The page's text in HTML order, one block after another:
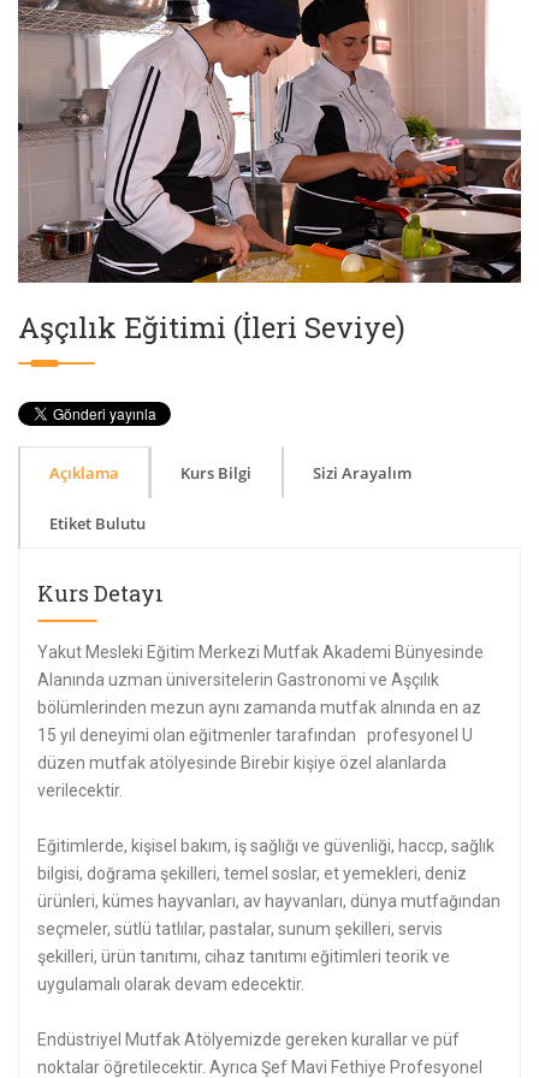
Aşçılık Eğitimi (İleri Seviye)
Açıklama Kurs Bilgi Sizi Arayalım
Etiket Bulutu
Kurs Detayı
Yakut Mesleki Eğitim Merkezi Mutfak Akademi Bünyesinde
Alanında uzman üniversitelerin Gastronomi ve Aşçılık
bölümlerinden mezun aynı zamanda mutfak alnında en az
15 yıl deneyimi olan eğitmenler tarafından profesyonel U
düzen mutfak atölyesinde Birebir kişiye özel alanlarda
verilecektir.
Eğitimlerde, kişisel bakım, iş sağlığı ve güvenliği, haccp, sağlık
bilgisi, doğrama şekilleri, temel soslar, et yemekleri, deniz
ürünleri, kümes hayvanları, av hayvanları, dünya mutfağından
seçmeler, sütlü tatlılar, pastalar, sunum şekilleri, servis
şekilleri, ürün tanıtımı, cihaz tanıtımı eğitimleri teorik ve
uygulamalı olarak devam edecektir.
Endüstriyel Mutfak Atölyemizde gereken kurallar ve püf
noktalar öğretilecektir. Ayrıca Şef Mavi Fethiye Profesyonel